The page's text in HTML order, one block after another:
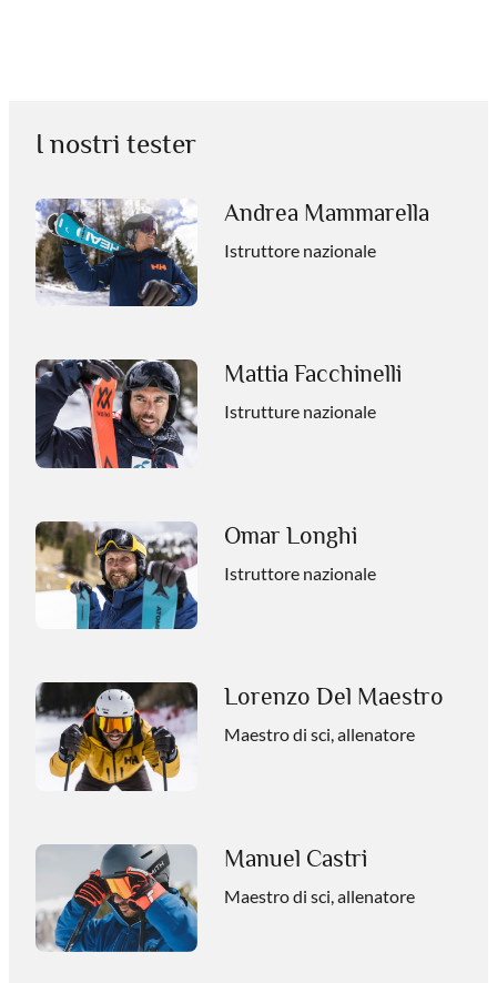
I nostri tester
Andrea Mammarella
Istruttore nazionale
Mattia Facchinelli
Istrutture nazionale
Omar Longhi
Istruttore nazionale
Lorenzo Del Maestro
Maestro di sci, allenatore
Manuel Castri
Maestro di sci, allenatore